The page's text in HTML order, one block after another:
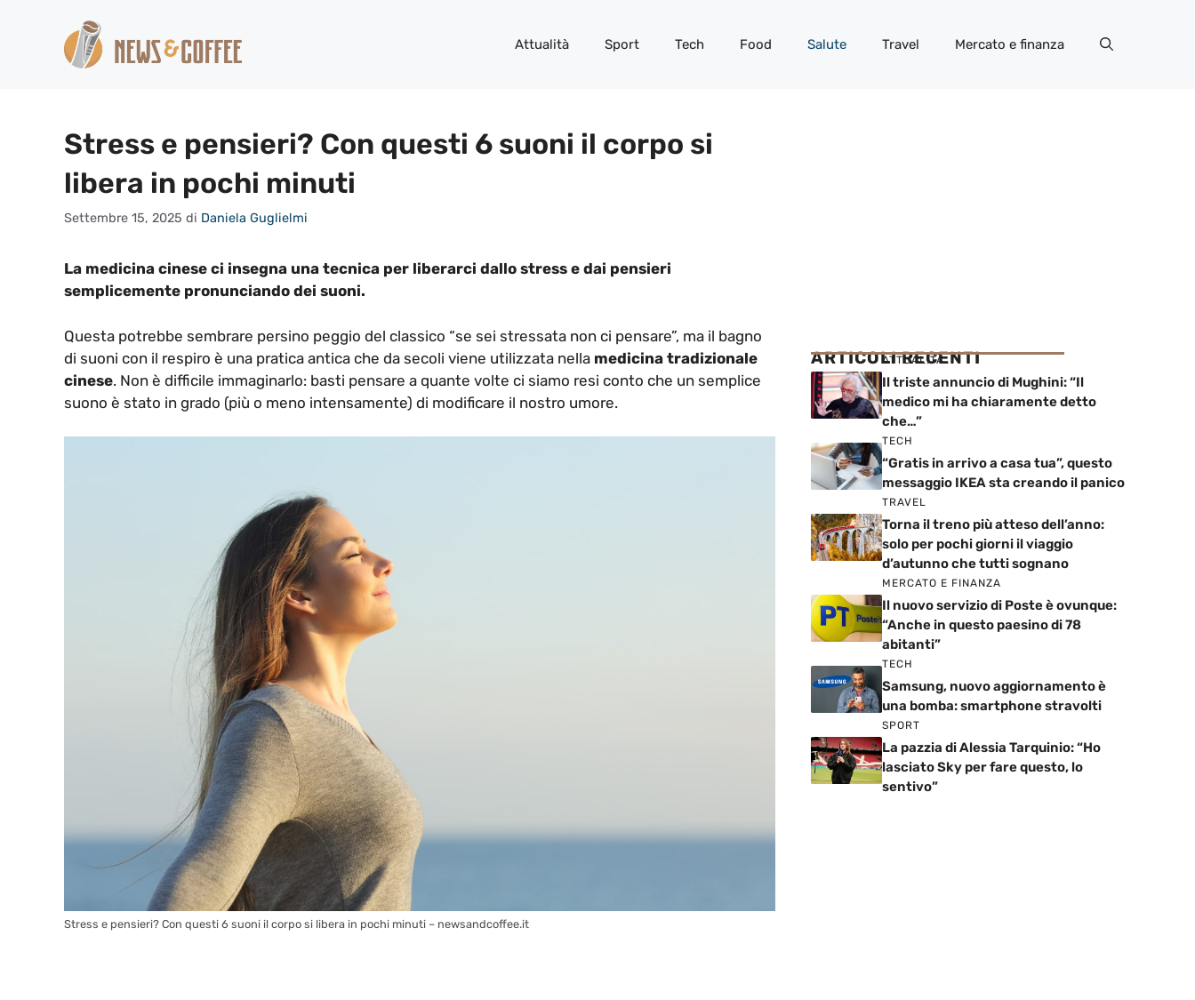
contenuto
Attualità Sport Tech Food Salute Travel Mercato e finanza
Stress e pensieri? Con questi 6 suoni il corpo si
libera in pochi minuti
Settembre 15, 2025 di Daniela Guglielmi
La medicina cinese ci insegna una tecnica per liberarci dallo stress e dai pensieri
semplicemente pronunciando dei suoni.
Questa potrebbe sembrare persino peggio del classico “se sei stressata non ci pensare”, ma il bagno
di suoni con il respiro è una pratica antica che da secoli viene utilizzata nella medicina tradizionale
cinese. Non è difficile immaginarlo: basti pensare a quante volte ci siamo resi conto che un semplice
suono è stato in grado (più o meno intensamente) di modificare il nostro umore.
Stress e pensieri? Con questi 6 suoni il corpo si libera in pochi minuti – newsandcoffee.it
ARTICOLI RECENTI
ATTUALITÀ
Il triste annuncio di Mughini: “Il
medico mi ha chiaramente detto
che…”
TECH
“Gratis in arrivo a casa tua”, questo
messaggio IKEA sta creando il panico
TRAVEL
Torna il treno più atteso dell’anno:
solo per pochi giorni il viaggio
d’autunno che tutti sognano
MERCATO E FINANZA
Il nuovo servizio di Poste è ovunque:
“Anche in questo paesino di 78
abitanti”
TECH
Samsung, nuovo aggiornamento è
una bomba: smartphone stravolti
SPORT
La pazzia di Alessia Tarquinio: “Ho
lasciato Sky per fare questo, lo
sentivo”